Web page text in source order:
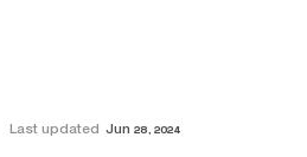
Last updated Jun 28, 2024